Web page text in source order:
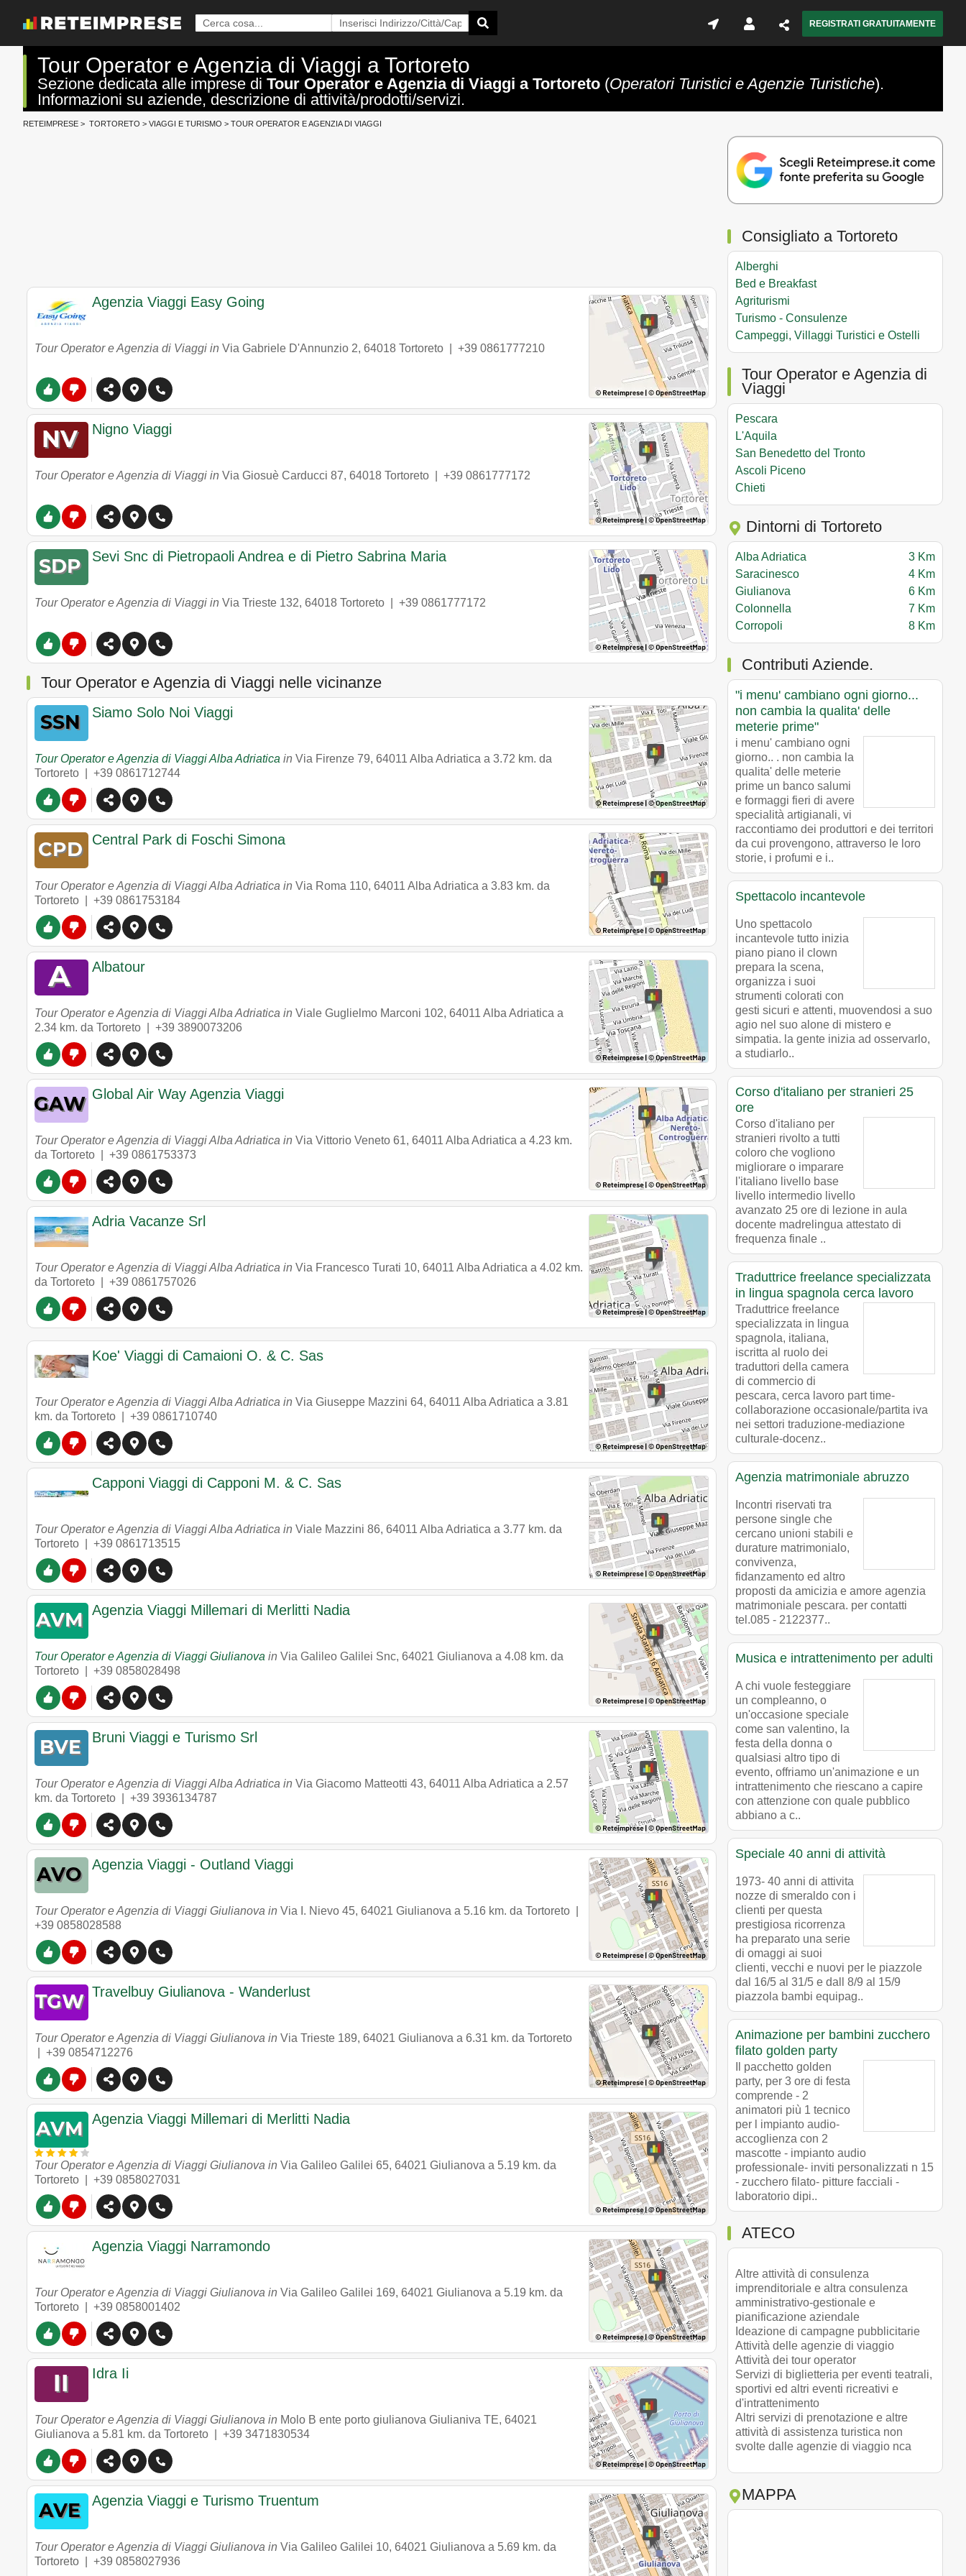
REGISTRATI GRATUITAMENTE
Tour Operator e Agenzia di Viaggi a Tortoreto
Sezione dedicata alle imprese di Tour Operator e Agenzia di Viaggi a Tortoreto (Operatori Turistici e Agenzie Turistiche).
Informazioni su aziende, descrizione di attività/prodotti/servizi.
RETEIMPRESE > TORTORETO > VIAGGI E TURISMO > TOUR OPERATOR E AGENZIA DI VIAGGI
Agenzia Viaggi Easy Going
Tour Operator e Agenzia di Viaggi in Via Gabriele D'Annunzio 2, 64018 Tortoreto +39 0861777210
Nigno Viaggi
Tour Operator e Agenzia di Viaggi in Via Giosuè Carducci 87, 64018 Tortoreto +39 0861777172
Sevi Snc di Pietropaoli Andrea e di Pietro Sabrina Maria
Tour Operator e Agenzia di Viaggi in Via Trieste 132, 64018 Tortoreto +39 0861777172
Tour Operator e Agenzia di Viaggi nelle vicinanze
Siamo Solo Noi Viaggi
Tour Operator e Agenzia di Viaggi Alba Adriatica in Via Firenze 79, 64011 Alba Adriatica a 3.72 km. da
Tortoreto | +39 0861712744
Central Park di Foschi Simona
Tour Operator e Agenzia di Viaggi Alba Adriatica in Via Roma 110, 64011 Alba Adriatica a 3.83 km. da
Tortoreto | +39 0861753184
Albatour
Tour Operator e Agenzia di Viaggi Alba Adriatica in Viale Guglielmo Marconi 102, 64011 Alba Adriatica a
2.34 km. da Tortoreto | +39 3890073206
Global Air Way Agenzia Viaggi
Tour Operator e Agenzia di Viaggi Alba Adriatica in Via Vittorio Veneto 61, 64011 Alba Adriatica a 4.23 km.
da Tortoreto | +39 0861753373
Adria Vacanze Srl
Tour Operator e Agenzia di Viaggi Alba Adriatica in Via Francesco Turati 10, 64011 Alba Adriatica a 4.02 km.
da Tortoreto | +39 0861757026
Koe' Viaggi di Camaioni O. & C. Sas
Tour Operator e Agenzia di Viaggi Alba Adriatica in Via Giuseppe Mazzini 64, 64011 Alba Adriatica a 3.81
km. da Tortoreto | +39 0861710740
Capponi Viaggi di Capponi M. & C. Sas
Tour Operator e Agenzia di Viaggi Alba Adriatica in Viale Mazzini 86, 64011 Alba Adriatica a 3.77 km. da
Tortoreto | +39 0861713515
Agenzia Viaggi Millemari di Merlitti Nadia
Tour Operator e Agenzia di Viaggi Giulianova in Via Galileo Galilei Snc, 64021 Giulianova a 4.08 km. da
Tortoreto | +39 0858028498
Bruni Viaggi e Turismo Srl
Tour Operator e Agenzia di Viaggi Alba Adriatica in Via Giacomo Matteotti 43, 64011 Alba Adriatica a 2.57
km. da Tortoreto | +39 3936134787
Agenzia Viaggi - Outland Viaggi
Tour Operator e Agenzia di Viaggi Giulianova in Via I. Nievo 45, 64021 Giulianova a 5.16 km. da Tortoreto |
+39 0858028588
Travelbuy Giulianova - Wanderlust
Tour Operator e Agenzia di Viaggi Giulianova in Via Trieste 189, 64021 Giulianova a 6.31 km. da Tortoreto
+39 0854712276
Agenzia Viaggi Millemari di Merlitti Nadia
Tour Operator e Agenzia di Viaggi Giulianova in Via Galileo Galilei 65, 64021 Giulianova a 5.19 km. da
Tortoreto | +39 0858027031
Agenzia Viaggi Narramondo
Tour Operator e Agenzia di Viaggi Giulianova in Via Galileo Galilei 169, 64021 Giulianova a 5.19 km. da
Tortoreto | +39 0858001402
Idra Ii
Tour Operator e Agenzia di Viaggi Giulianova in Molo B ente porto giulianova Giulianiva TE, 64021
Giulianova a 5.81 km. da Tortoreto | +39 3471830534
Agenzia Viaggi e Turismo Truentum
Tour Operator e Agenzia di Viaggi Giulianova in Via Galileo Galilei 10, 64021 Giulianova a 5.69 km. da
Tortoreto | +39 0858027936
Consigliato a Tortoreto
Alberghi
Bed e Breakfast
Agriturismi
Turismo - Consulenze
Campeggi, Villaggi Turistici e Ostelli
Tour Operator e Agenzia di
Viaggi
Pescara
L'Aquila
San Benedetto del Tronto
Ascoli Piceno
Chieti
Dintorni di Tortoreto
Alba Adriatica
3 Km
Saracinesco
4 Km
Giulianova
6 Km
Colonnella
7 Km
Corropoli
8 Km
Contributi Aziende.
"i menu' cambiano ogni giorno...
non cambia la qualita' delle
meterie prime"
i menu' cambiano ogni
giorno.. . non cambia la
qualita' delle meterie
prime un banco salumi
e formaggi fieri di avere
specialità artigianali, vi
raccontiamo dei produttori e dei territori
da cui provengono, attraverso le loro
storie, i profumi e i..
Spettacolo incantevole
Uno spettacolo
incantevole tutto inizia
piano piano il clown
prepara la scena,
organizza i suoi
strumenti colorati con
gesti sicuri e attenti, muovendosi a suo
agio nel suo alone di mistero e
simpatia. la gente inizia ad osservarlo,
a studiarlo..
Corso d'italiano per stranieri 25
ore
Corso d'italiano per
stranieri rivolto a tutti
coloro che vogliono
migliorare o imparare
l'italiano livello base
livello intermedio livello
avanzato 25 ore di lezione in aula
docente madrelingua attestato di
frequenza finale ..
Traduttrice freelance specializzata
in lingua spagnola cerca lavoro
Traduttrice freelance
specializzata in lingua
spagnola, italiana,
iscritta al ruolo dei
traduttori della camera
di commercio di
pescara, cerca lavoro part time-
collaborazione occasionale/partita iva
nei settori traduzione-mediazione
culturale-docenz..
Agenzia matrimoniale abruzzo
Incontri riservati tra
persone single che
cercano unioni stabili e
durature matrimonialo,
convivenza,
fidanzamento ed altro
proposti da amicizia e amore agenzia
matrimoniale pescara. per contatti
tel.085 - 2122377..
Musica e intrattenimento per adulti
A chi vuole festeggiare
un compleanno, o
un'occasione speciale
come san valentino, la
festa della donna o
qualsiasi altro tipo di
evento, offriamo un'animazione e un
intrattenimento che riescano a capire
con attenzione con quale pubblico
abbiano a c..
Speciale 40 anni di attività
1973- 40 anni di attivita
nozze di smeraldo con i
clienti per questa
prestigiosa ricorrenza
ha preparato una serie
di omaggi ai suoi
clienti, vecchi e nuovi per le piazzole
dal 16/5 al 31/5 e dall 8/9 al 15/9
piazzola bambi equipag..
Animazione per bambini zucchero
filato golden party
Il pacchetto golden
party, per 3 ore di festa
comprende - 2
animatori più 1 tecnico
per l impianto audio-
accoglienza con 2
mascotte - impianto audio
professionale- inviti personalizzati n 15
- zucchero filato- pitture facciali -
laboratorio dipi..
ATECO
Altre attività di consulenza
imprenditoriale e altra consulenza
amministrativo-gestionale e
pianificazione aziendale
Ideazione di campagne pubblicitarie
Attività delle agenzie di viaggio
Attività dei tour operator
Servizi di biglietteria per eventi teatrali,
sportivi ed altri eventi ricreativi e
d'intrattenimento
Altri servizi di prenotazione e altre
attività di assistenza turistica non
svolte dalle agenzie di viaggio nca
MAPPA